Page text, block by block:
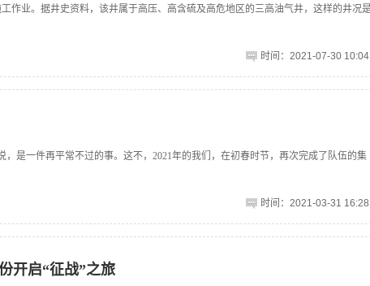
作业。据井史资料，该井属于高压、高含硫及高危地区的三高油气井，这样的井况
时间：2021-07-30
是一件再平常不过的事。这不，2021年的我们，在初春时节，再次完成了队伍的集
时间：2021-03-31
开启“征战”之旅